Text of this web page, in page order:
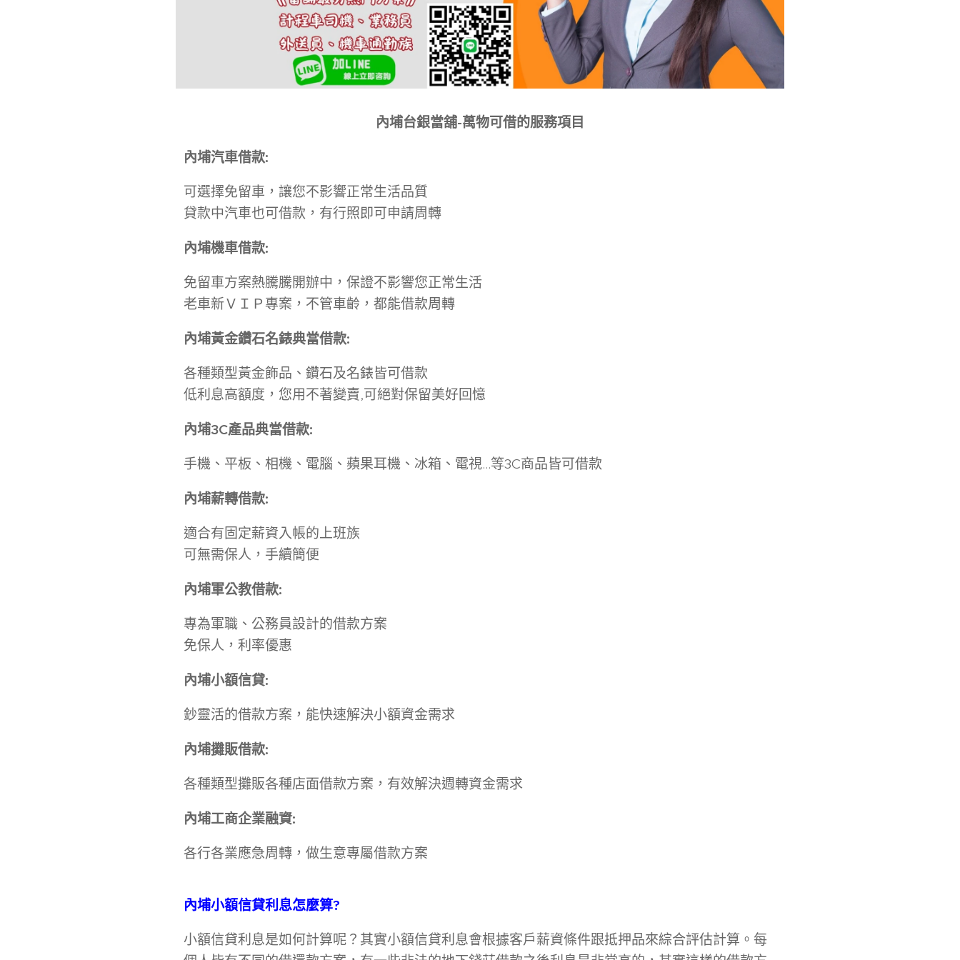
內埔台銀當舖-萬物可借的服務項目
內埔汽車借款:
可選擇免留車，讓您不影響正常生活品質
貸款中汽車也可借款，有行照即可申請周轉
內埔機車借款:
免留車方案熱騰騰開辦中，保證不影響您正常生活
老車新ＶＩＰ專案，不管車齡，都能借款周轉
內埔黃金鑽石名錶典當借款:
各種類型黃金飾品、鑽石及名錶皆可借款
低利息高額度，您用不著變賣,可絕對保留美好回憶
內埔3C產品典當借款:
手機、平板、相機、電腦、蘋果耳機、冰箱、電視...等3C商品皆可借款
內埔薪轉借款:
適合有固定薪資入帳的上班族
可無需保人，手續簡便
內埔軍公教借款:
專為軍職、公務員設計的借款方案
免保人，利率優惠
內埔小額信貸:
鈔靈活的借款方案，能快速解決小額資金需求
內埔攤販借款:
各種類型攤販各種店面借款方案，有效解決週轉資金需求
內埔工商企業融資:
各行各業應急周轉，做生意專屬借款方案
內埔小額信貸利息怎麼算?
小額信貸利息是如何計算呢？其實小額信貸利息會根據客戶薪資條件跟抵押品來綜合評估計算。每